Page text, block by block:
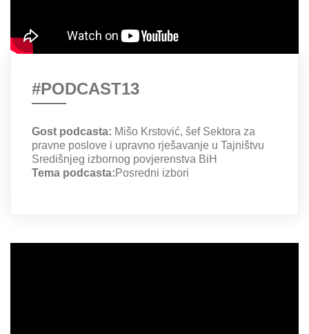
#PODCAST13
Gost podcasta: Mišo Krstović, šef Sektora za
pravne poslove i upravno rješavanje u Tajništvu
Središnjeg izbornog povjerenstva BiH
Tema podcasta:Posredni izbori